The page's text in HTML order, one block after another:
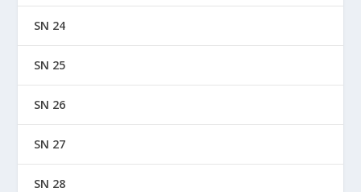
SN 24
SN 25
SN 26
SN 27
SN 28